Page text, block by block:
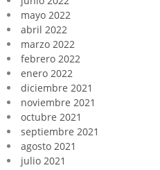
mayo 2022
abril 2022
marzo 2022
febrero 2022
enero 2022
diciembre 2021
noviembre 2021
octubre 2021
septiembre 2021
agosto 2021
julio 2021